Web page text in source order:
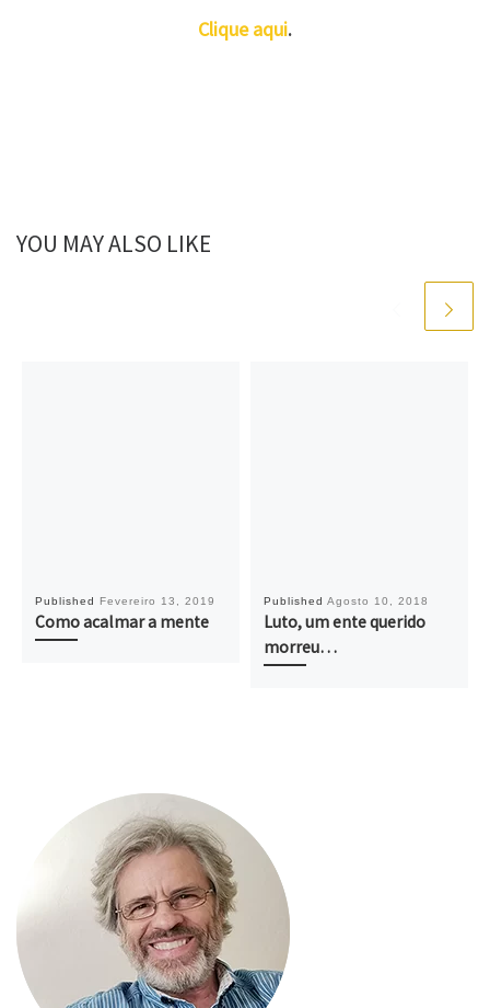
Clique aqui.
YOU MAY ALSO LIKE
Published Fevereiro 13, 2019
Como acalmar a mente
Published Agosto 10, 2018
Luto, um ente querido
morreu…